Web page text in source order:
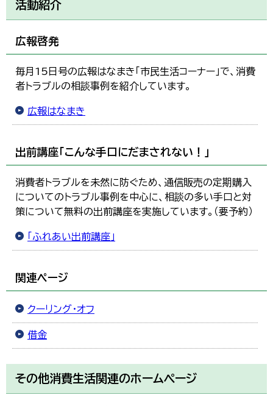
活動紹介
広報啓発
毎月15日号の広報はなまき「市民生活コーナー」で、消費
者トラブルの相談事例を紹介しています。
広報はなまき
出前講座「こんな手口にだまされない！」
消費者トラブルを未然に防ぐため、通信販売の定期購入
についてのトラブル事例を中心に、相談の多い手口と対
策について無料の出前講座を実施しています。（要予約）
「ふれあい出前講座」
関連ページ
クーリング・オフ
借金
その他消費生活関連のホームページ